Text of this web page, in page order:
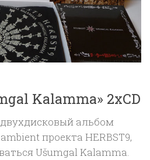
Kalamma» 2xCD
альбом
проекта HERBST9,
Ušumgal Kalamma.